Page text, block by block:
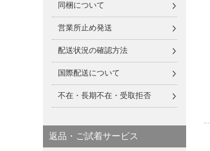
同梱について
営業所止め発送
配送状況の確認方法
国際配送について
不在・長期不在・受取拒否
返品・ご試着サービス